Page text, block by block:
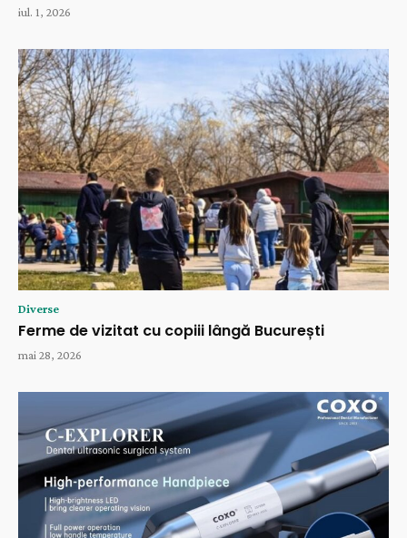
iul. 1, 2026
Diverse
Ferme de vizitat cu copiii lângă București
mai 28, 2026